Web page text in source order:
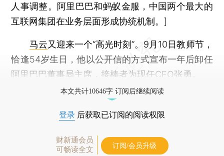
人事调整。阿里巴巴和蚂蚁金服，中国两个最大的
互联网集团在业务层面形成协统机制。]
马云又迎来一个“高光时刻”。9月10日教师节，
恰逢54岁生日，他以公开信的方式宣布一年后卸任
阿里巴巴董事局主席，接棒者为现任CEO张勇
本文共计10646字 订阅后继续阅读
登录 后获取已订阅的阅读权限
财新通会员
可畅读全文
订阅/会员升级